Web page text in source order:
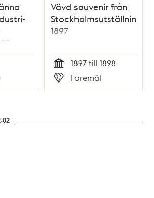
Vävd souvenir från
Stockholmsutställningen
1897
Tid
1897 till 1898
Typ
Föremål
02